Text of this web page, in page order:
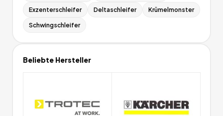
Exzenterschleifer Deltaschleifer Krümelmonster
Schwingschleifer
Beliebte Hersteller